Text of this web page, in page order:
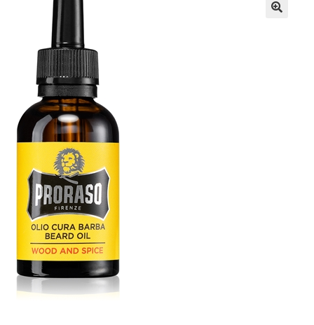
Корзина
Магазин
Мой аккаунт
Оставить отзыв
Оформление заказа
Скидки
Сотрудничество